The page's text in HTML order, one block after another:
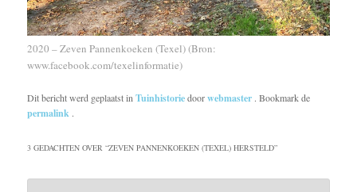
2020 – Zeven Pannenkoeken (Texel) (Bron:
www.facebook.com/texelinformatie)
Dit bericht werd geplaatst inTuinhistoriedoorwebmaster . Bookmark de
permalink .
3 GEDACHTEN OVER “ZEVEN PANNENKOEKEN (TEXEL) HERSTELD”